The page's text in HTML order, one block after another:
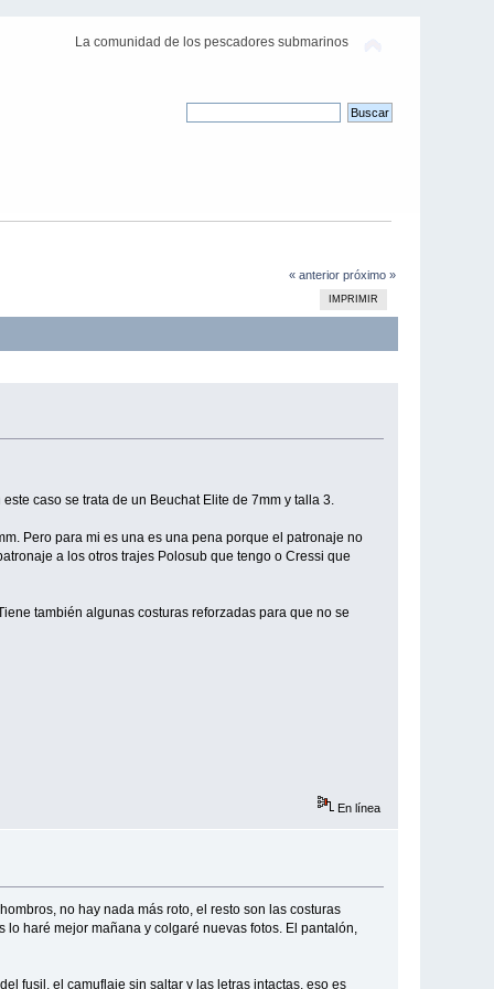
La comunidad de los pescadores submarinos
« anterior próximo »
IMPRIMIR
caso se trata de un Beuchat Elite de 7mm y talla 3.
Pero para mi es una es una pena porque el patronaje no
a los otros trajes Polosub que tengo o Cressi que
también algunas costuras reforzadas para que no se
En línea
no hay nada más roto, el resto son las costuras
haré mejor mañana y colgaré nuevas fotos. El pantalón,
fusil, el camuflaje sin saltar y las letras intactas, eso es